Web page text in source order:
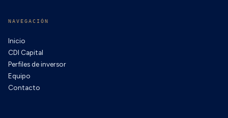
NAVEGACIÓN
Inicio
CDI Capital
Perfiles de inversor
Equipo
Contacto